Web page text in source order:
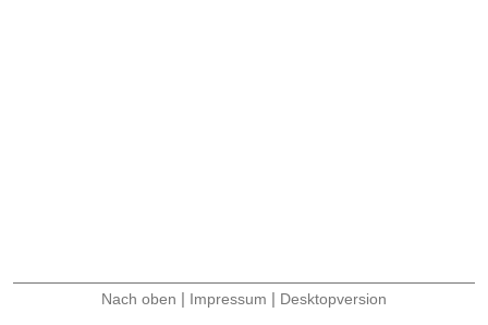
Nach oben | Impressum | Desktopversion